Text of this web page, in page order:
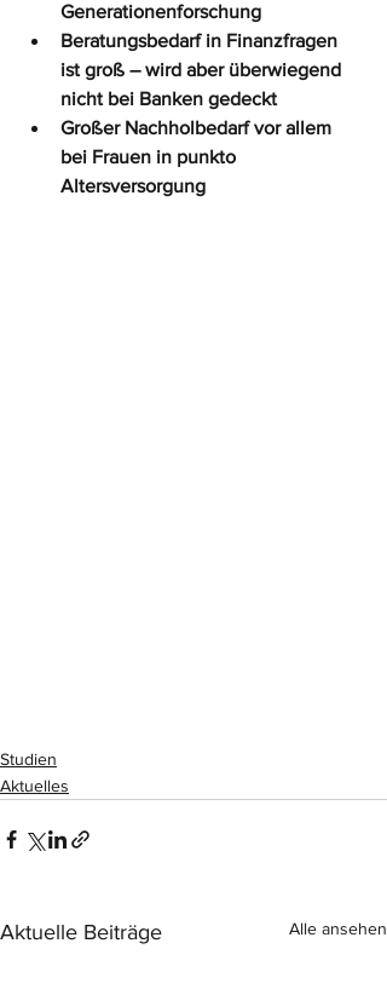
Generationenforschung
Beratungsbedarf in Finanzfragen
ist groß – wird aber überwiegend
nicht bei Banken gedeckt
Großer Nachholbedarf vor allem
bei Frauen in punkto
Altersversorgung
Studien
Aktuelles
Aktuelle Beiträge Alle ansehen